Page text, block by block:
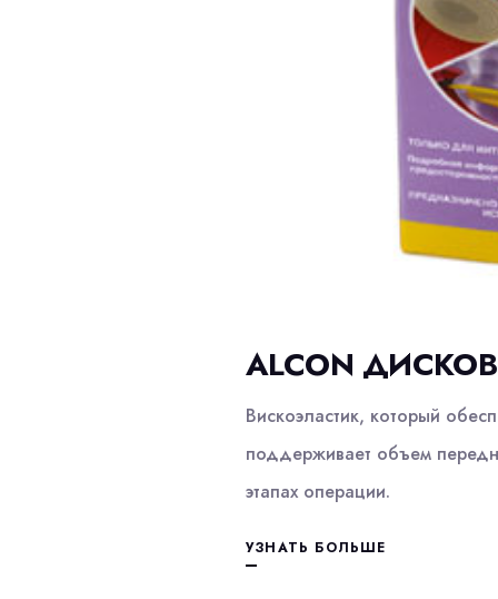
ALCON
Вискоэластик, который
поддерживает объем
этапах операции.
УЗНАТЬ БОЛЬШЕ